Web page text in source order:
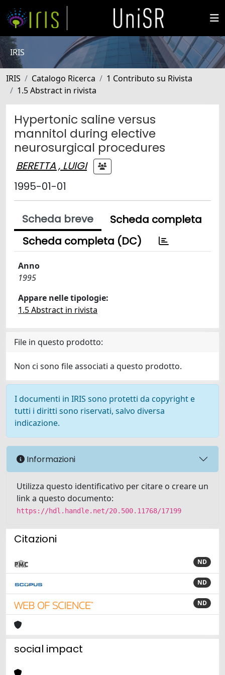
IRIS
IRIS Catalogo Ricerca
1 Contributo su Rivista
1.5 Abstract in rivista
Hypertonic saline versus
mannitol during elective
neurosurgical procedures
BERETTA , LUIGI
1995-01-01
Scheda breve
Scheda completa
Scheda completa (DC)
Anno
1995
Appare nelle tipologie:
1.5 Abstract in rivista
File in questo prodotto:
Non ci sono file associati a questo prodotto.
I documenti in IRIS sono protetti da copyright e
tutti i diritti sono riservati, salvo diversa
indicazione.
Informazioni
Utilizza questo identificativo per citare o creare un
link a questo documento:
https://hdl.handle.net/20.500.11768/17199
Citazioni
ND
ND
ND
social impact